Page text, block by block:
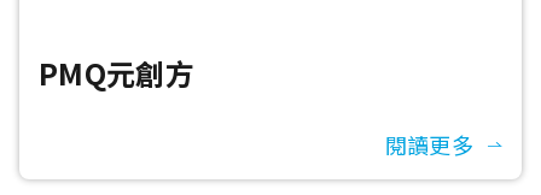
PMQ元創方
閱讀更多